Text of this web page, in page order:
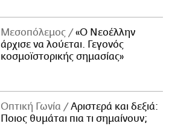
Μεσοπόλεμος
«Ο Νεοέλλην
άρχισε να λούεται. Γεγονός
κοσμοϊστορικής σημασίας»
Οπτική Γωνία
Αριστερά και δεξιά:
Ποιος θυμάται πια τι σημαίνουν;